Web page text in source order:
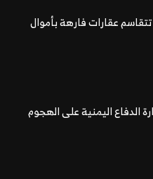
عقارات فارهة بأموال
الدفاع اليمنية على الهجوم